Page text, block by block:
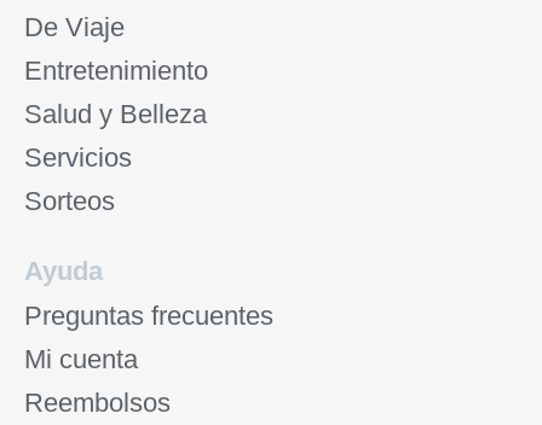
De Viaje
Entretenimiento
Salud y Belleza
Servicios
Sorteos
Ayuda
Preguntas frecuentes
Mi cuenta
Reembolsos